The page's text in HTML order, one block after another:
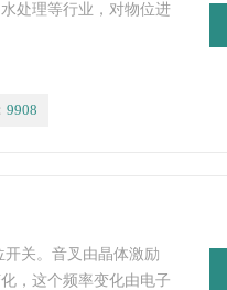
处理等行业，对物位进
9908
关。音叉由晶体激励
，这个频率变化由电子